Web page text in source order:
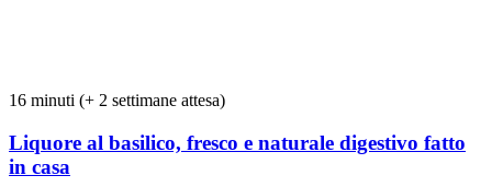
16 minuti (+ 2 settimane attesa)
Liquore al basilico, fresco e naturale digestivo fatto
in casa